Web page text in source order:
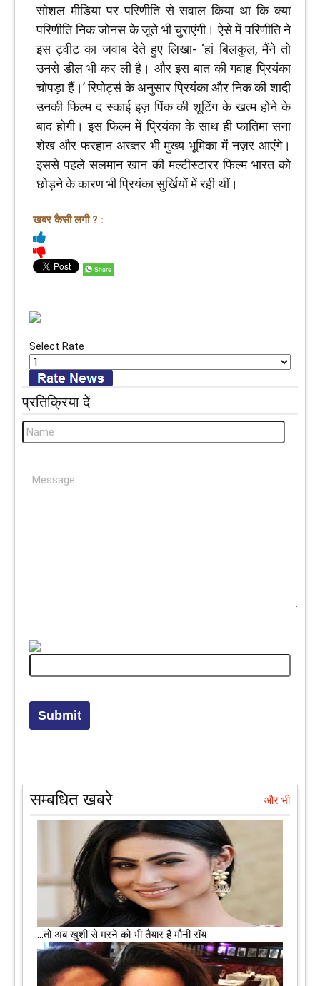
सोशल मीडिया पर परिणीति से सवाल किया था कि क्या
परिणीति निक जोनस के जूते भी चुराएंगी। ऐसे में परिणीति ने
इस ट्वीट का जवाब देते हुए लिखा- ‘हां बिलकुल, मैंने तो
उनसे डील भी कर ली है। और इस बात की गवाह प्रियंका
चोपड़ा हैं।’ रिपोर्ट्स के अनुसार प्रियंका और निक की शादी
उनकी फिल्म द स्काई इज़ पिंक की शूटिंग के खत्म होने के
बाद होगी। इस फिल्म में प्रियंका के साथ ही फातिमा सना
शेख और फरहान अख्तर भी मुख्य भूमिका में नज़र आएंगे।
इससे पहले सलमान खान की मल्टीस्टारर फिल्म भारत को
छोड़ने के कारण भी प्रियंका सुर्खियों में रही थीं।
खबर कैसी लगी ? :
Select Rate
प्रतिक्रिया दें
सम्बधित खबरे और भी
...तो अब खुशी से मरने को भी तैयार हैं मौनी रॉय